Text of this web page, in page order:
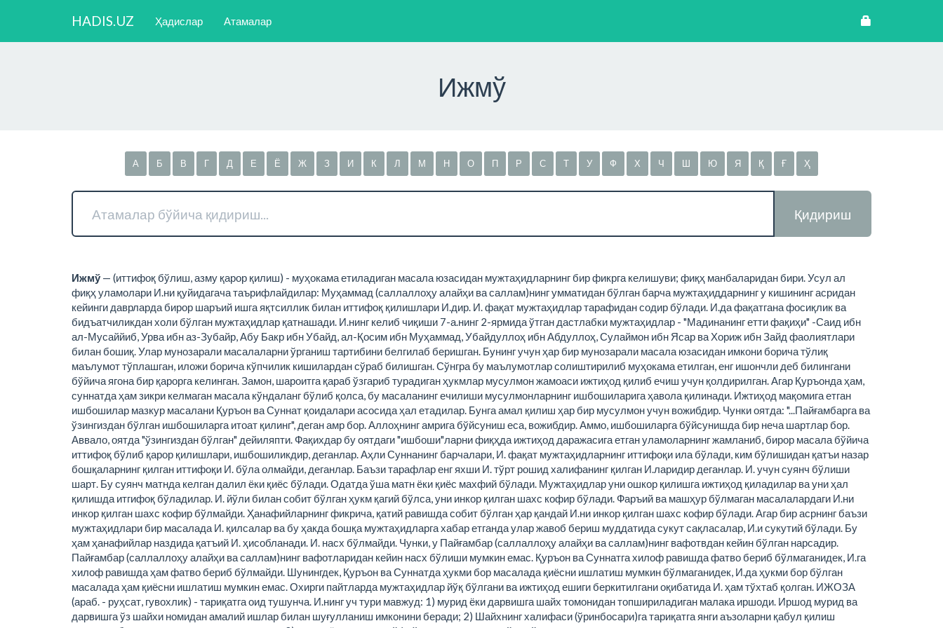
HADIS.UZ Ҳадислар Атамалар
Ижмў
А Б В Г Д Е Ё Ж З И К Л М Н О П Р С Т У Ф Х Ч Ш Ю Я Қ Ғ Ҳ
Қидириш
Ижмў — (иттифоқ бўлиш, азму қарор қилиш) - муҳокама етиладиган масала юзасидан мужтаҳидларнинг бир фикрга келишуви; фиқҳ манбаларидан бири. Усул ал
фиқҳ уламолари И.ни қуйидагача таърифлайдилар: Муҳаммад (саллаллоҳу алайҳи ва саллам)нинг умматидан бўлган барча мужтаҳиддарнинг у кишининг асридан
кейинги даврларда бирор шаръий ишга яқтсиллик билан иттифоқ қилишлари И.дир. И. фақат мужтаҳидлар тарафидан содир бўлади. И.да фақатгана фосиқлик ва
бидъатчиликдан холи бўлган мужтаҳидлар қатнашади. И.нинг келиб чиқиши 7-а.нинг 2-ярмида ўтган дастлабки мужтаҳидлар - "Мадинанинг етти фақиҳи" -Саид ибн
ал-Мусаййиб, Урва ибн аз-Зубайр, Абу Бакр ибн Убайд, ал-Қосим ибн Муҳаммад, Убайдуллоҳ ибн Абдуллоҳ, Сулаймон ибн Ясар ва Хориж ибн Зайд фаолиятлари
билан бошиқ. Улар мунозарали масалаларни ўрганиш тартибини белгилаб беришган. Бунинг учун ҳар бир мунозарали масала юзасидан имкони борича тўлиқ
маълумот тўплашган, иложи борича кўпчилик кишилардан сўраб билишган. Сўнгра бу маълумотлар солиштирилиб муҳокама етилган, енг ишончли деб билингани
бўйича ягона бир қарорга келинган. Замон, шароитга қараб ўзгариб турадиган ҳукмлар мусулмон жамоаси ижтиҳод қилиб ечиш учун қолдирилган. Агар Қуръонда ҳам,
суннатда ҳам зикри келмаган масала кўндаланг бўлиб қолса, бу масаланинг ечилиши мусулмонларнинг ишбошиларига ҳавола қилинади. Ижтиҳод мақомига етган
ишбошилар мазкур масалани Қуръон ва Суннат қоидалари асосида ҳал етадилар. Бунга амал қилиш ҳар бир мусулмон учун вожибдир. Чунки оятда: "...Пайғамбарга ва
ўзингиздан бўлган ишбошиларга итоат қилинг", деган амр бор. Аллоҳнинг амрига бўйсуниш еса, вожибдир. Аммо, ишбошиларга бўйсунишда бир неча шартлар бор.
Аввало, оятда "ўзингиздан бўлган" дейиляпти. Фақихдар бу оятдаги "ишбоши"ларни фиқҳда ижтиҳод даражасига етган уламоларнинг жамланиб, бирор масала бўйича
иттифоқ бўлиб қарор қилишлари, ишбошиликдир, деганлар. Аҳли Суннанинг барчалари, И. фақат мужтаҳидларнинг иттифоқи ила бўлади, ким бўлишидан қатъи назар
бошқаларнинг қилган иттифоқи И. бўла олмайди, деганлар. Баъзи тарафлар енг яхши И. тўрт рошид халифанинг қилган И.ларидир деганлар. И. учун суянч бўлиши
шарт. Бу суянч матнда келган далил ёки қиёс бўлади. Одатда ўша матн ёки қиёс махфий бўлади. Мужтаҳидлар уни ошкор қилишга ижтиҳод қиладилар ва уни ҳал
қилишда итгифоқ бўладилар. И. йўли билан собит бўлган ҳукм қагий бўлса, уни инкор қилган шахс кофир бўлади. Фаръий ва машҳур бўлмаган масалалардаги И.ни
инкор қилган шахс кофир бўлмайди. Ҳанафийларнинг фикрича, қатий равишда собит бўлган ҳар қандай И.ни инкор қилган шахс кофир бўлади. Агар бир асрнинг баъзи
мужтаҳидлари бир масалада И. қилсалар ва бу ҳакда бошқа мужтаҳидларга хабар етганда улар жавоб бериш муддатида сукут сақласалар, И.и сукутий бўлади. Бу
ҳам ҳанафийлар наздида қатъий И. ҳисобланади. И. насх бўлмайди. Чунки, у Пайғамбар (саллаллоҳу алайҳи ва саллам)нинг вафотвдан кейин бўлган нарсадир.
Пайғамбар (саллаллоҳу алайҳи ва саллам)нинг вафотларидан кейин насх бўлиши мумкин емас. Қуръон ва Суннатга хилоф равишда фатво бериб бўлмаганидек, И.га
хилоф равишда ҳам фатво бериб бўлмайди. Шунингдек, Қуръон ва Суннатда ҳукми бор масалада қиёсни ишлатиш мумкин бўлмаганидек, И.да ҳукми бор бўлган
масалада ҳам қиёсни ишлатиш мумкин емас. Охирги пайтларда мужтаҳидлар йўқ бўлгани ва ижтиҳод ешиги беркитилгани оқибатида И. ҳам тўхтаб қолган. ИЖОЗА
(араб. - руҳсат, гувохлик) - тариқатга оид тушунча. И.нинг уч тури мавжуд: 1) мурид ёки дарвишга шайх томонидан топшириладиган малака иршоди. Иршод мурид ва
дарвишга ўз шайхи номидан амалий ишлар билан шуғулланиш имконини беради; 2) Шайхнинг халифаси (ўринбосари)га тариқатга янги аъзоларни қабул қилиш